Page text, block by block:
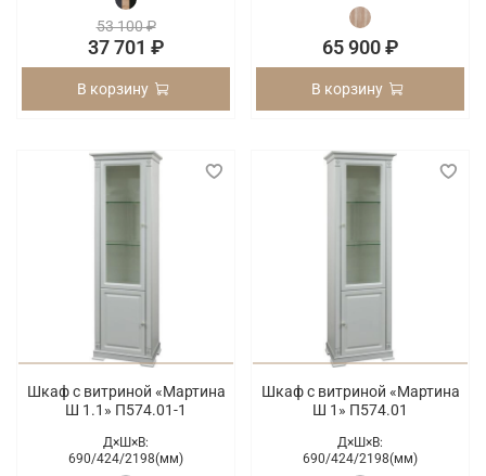
53 100 ₽
37 701 ₽
В корзину
65 900 ₽
В корзину
Шкаф с витриной «Мартина
Ш 1.1» П574.01-1
Д×Ш×В:
690/424/2198(мм)
Шкаф с витриной «Мартина
Ш 1» П574.01
Д×Ш×В:
690/424/2198(мм)